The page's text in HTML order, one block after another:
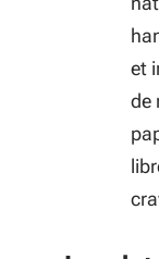
et
de